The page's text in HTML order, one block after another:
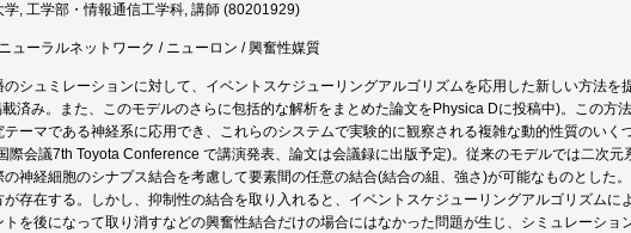
学, 工学部・情報通信工学科, 講師 (80201929)
ューラルネットワーク / ニューロン / 興奮性媒質
シュミレーションに対して、イベントスケジューリングアルゴリズムを応用した新しい方法を
済み。また、このモデルのさらに包括的な解析をまとめた論文をPhysica Dに投稿中)。この方
ーマである神経系に応用でき、これらのシステムで実験的に観察される複雑な動的性質のいく
際会議7th Toyota Conference で講演発表、論文は会議録に出版予定)。従来のモデルでは二次元
神経細胞のシナプス結合を考慮して要素間の任意の結合(結合の組、強さ)が可能なものとした
存在する。しかし、抑制性の結合を取り入れると、イベントスケジューリングアルゴリズムに
を後になって取り消すなどの興奮性結合だけの場合にはなかった問題が生じ、シミュレーショ